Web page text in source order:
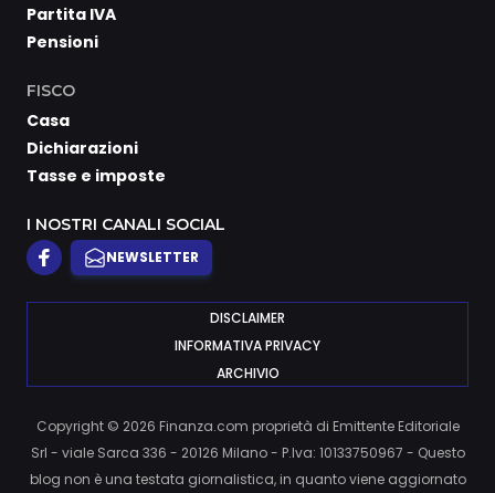
Partita IVA
Pensioni
FISCO
Casa
Dichiarazioni
Tasse e imposte
I NOSTRI CANALI SOCIAL
NEWSLETTER
DISCLAIMER
INFORMATIVA PRIVACY
ARCHIVIO
Copyright © 2026 Finanza.com proprietà di Emittente Editoriale
Srl - viale Sarca 336 - 20126 Milano - P.Iva: 10133750967 - Questo
blog non è una testata giornalistica, in quanto viene aggiornato